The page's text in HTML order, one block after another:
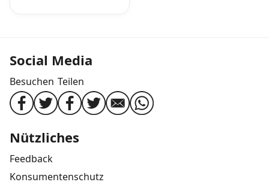
Social Media
Besuchen Teilen
Nützliches
Feedback
Konsumentenschutz